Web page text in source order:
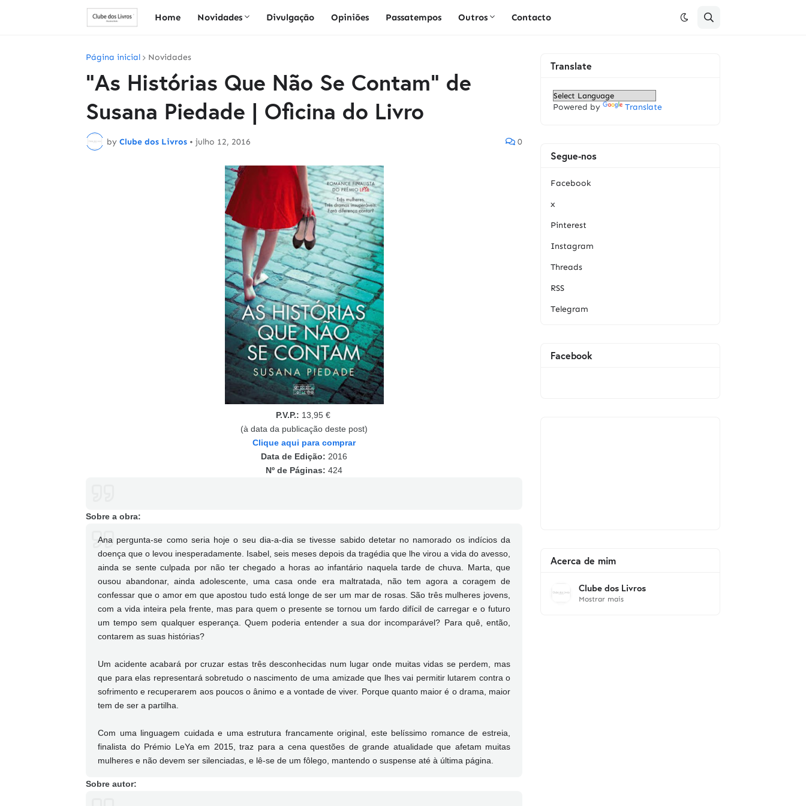
Home Novidades Divulgação Opiniões Passatempos Outros Contacto
Página inicial Novidades
"As Histórias Que Não Se Contam" de
Susana Piedade | Oficina do Livro
by Clube dos Livros • julho 12, 2016 0
P.V.P.: 13,95 €
(à data da publicação deste post)
Clique aqui para comprar
Data de Edição: 2016
Nº de Páginas: 424
Sobre a obra:
Ana pergunta-se como seria hoje o seu dia-a-dia se tivesse sabido detetar no namorado os indícios da
doença que o levou inesperadamente. Isabel, seis meses depois da tragédia que lhe virou a vida do avesso,
ainda se sente culpada por não ter chegado a horas ao infantário naquela tarde de chuva. Marta, que
ousou abandonar, ainda adolescente, uma casa onde era maltratada, não tem agora a coragem de
confessar que o amor em que apostou tudo está longe de ser um mar de rosas. São três mulheres jovens,
com a vida inteira pela frente, mas para quem o presente se tornou um fardo difícil de carregar e o futuro
um tempo sem qualquer esperança. Quem poderia entender a sua dor incomparável? Para quê, então,
contarem as suas histórias?
Um acidente acabará por cruzar estas três desconhecidas num lugar onde muitas vidas se perdem, mas
que para elas representará sobretudo o nascimento de uma amizade que lhes vai permitir lutarem contra o
sofrimento e recuperarem aos poucos o ânimo e a vontade de viver. Porque quanto maior é o drama, maior
tem de ser a partilha.
Com uma linguagem cuidada e uma estrutura francamente original, este belíssimo romance de estreia,
finalista do Prémio LeYa em 2015, traz para a cena questões de grande atualidade que afetam muitas
mulheres e não devem ser silenciadas, e lê-se de um fôlego, mantendo o suspense até à última página.
Sobre autor:
Translate
Powered by Translate
Segue-nos
Facebook
x
Pinterest
Instagram
Threads
RSS
Telegram
Facebook
Acerca de mim
Clube dos Livros
Mostrar mais